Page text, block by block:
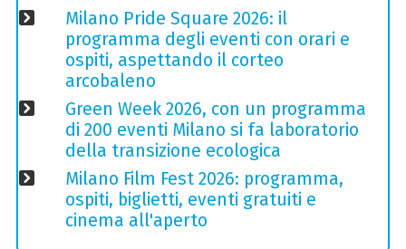
Milano Pride Square 2026: il
programma degli eventi con orari e
ospiti, aspettando il corteo
arcobaleno
Green Week 2026, con un programma
di 200 eventi Milano si fa laboratorio
della transizione ecologica
Milano Film Fest 2026: programma,
ospiti, biglietti, eventi gratuiti e
cinema all'aperto